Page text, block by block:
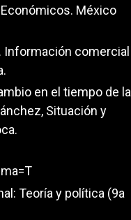
Económicos. México
Información comercial
en el tiempo de la
Situación y
Teoría y política (9a